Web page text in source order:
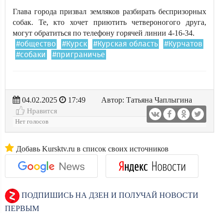
Глава города призвал земляков разбирать беспризорных
собак. Те, кто хочет приютить четвероногого друга,
могут обратиться по телефону горячей линии 4-16-34.
#общество #Курск #Курская область
#Курчатов
#собаки
#приграничье
04.02.2025 17:49
Автор: Татьяна Чаплыгина
Нравится
Нет голосов
Добавь Kursktv.ru в список своих источников
ПОДПИШИСЬ НА ДЗЕН И ПОЛУЧАЙ НОВОСТИ
ПЕРВЫМ